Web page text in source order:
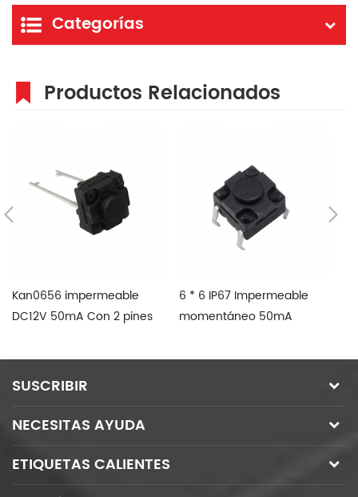
Categorías
Productos Relacionados
Kan0656 impermeable
DC12V 50mA Con 2 pines
6 * 6 IP67 Impermeable
momentáneo 50mA
táctil
SUSCRIBIR
NECESITAS AYUDA
ETIQUETAS CALIENTES